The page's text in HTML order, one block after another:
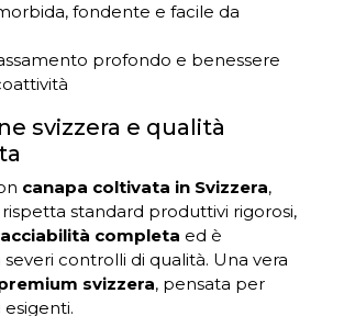
fondente e facile da
profondo e benessere
svizzera e qualità
canapa coltivata in Svizzera,
standard produttivi rigorosi,
completa ed è
controlli di qualità. Una vera
svizzera, pensata per